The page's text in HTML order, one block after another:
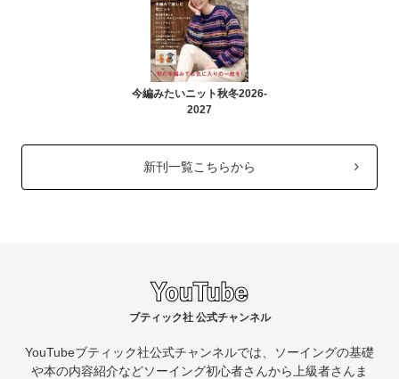
今編みたいニット秋冬2026-
2027
新刊一覧こちらから
ブティック社 公式チャンネル
YouTubeブティック社公式チャンネルでは、ソーイングの基礎
や本の内容紹介などソーイング初心者さんから上級者さんま